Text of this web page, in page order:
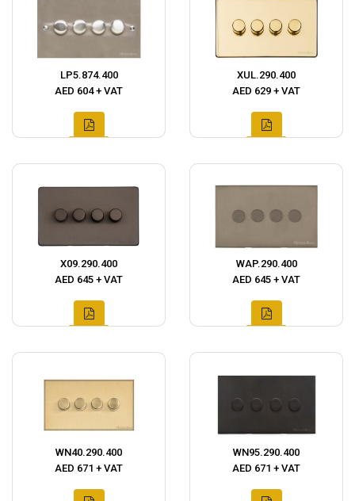
LP5.874.400
AED 604 + VAT
XUL.290.400
AED 629 + VAT
X09.290.400
AED 645 + VAT
WAP.290.400
AED 645 + VAT
WN40.290.400
AED 671 + VAT
WN95.290.400
AED 671 + VAT